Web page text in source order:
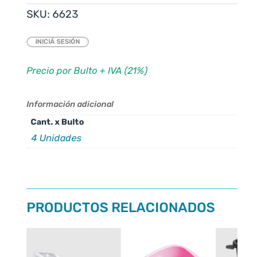
SKU: 6623
INICIÁ SESIÓN
Precio por Bulto + IVA (21%)
Información adicional
Cant. x Bulto
4 Unidades
PRODUCTOS RELACIONADOS